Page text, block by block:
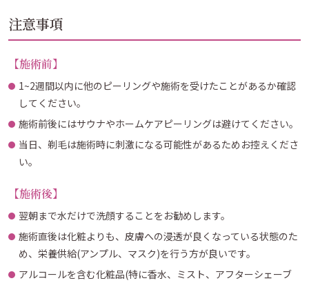
注意事項
【施術前】
1~2週間以内に他のピーリングや施術を受けたことがあるか確認
してください。
施術前後にはサウナやホームケアピーリングは避けてください。
当日、剃毛は施術時に刺激になる可能性があるためお控えくださ
い。
【施術後】
翌朝まで水だけで洗顔することをお勧めします。
施術直後は化粧よりも、皮膚への浸透が良くなっている状態のた
め、栄養供給(アンプル、マスク)を行う方が良いです。
アルコールを含む化粧品(特に香水、ミスト、アフターシェーブ